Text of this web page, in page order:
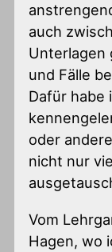
auch
Unterlagen
und Fälle
Dafür habe
oder
nicht nur
Vom
Hagen, wo